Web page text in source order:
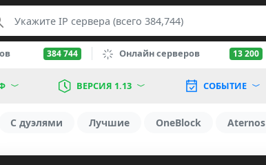
384 744 Онлайн серверов 13 200
ВЕРСИЯ 1.13 СОБЫТИЕ
С дуэлями Лучшие OneBlock Aternos